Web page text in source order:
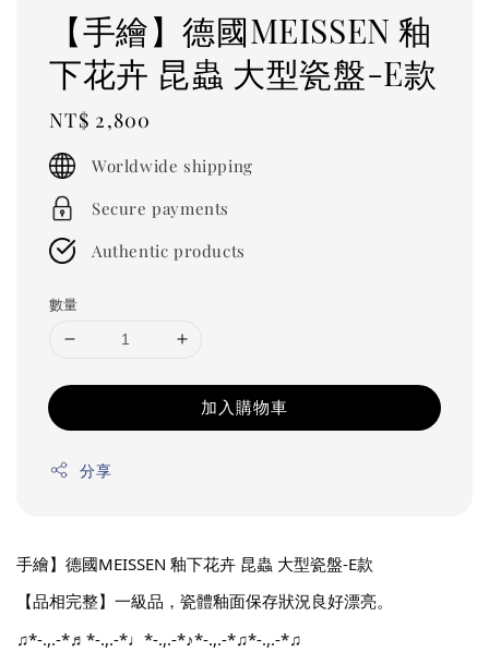
【手繪】德國MEISSEN 釉
下花卉 昆蟲 大型瓷盤-E款
Regular
price
NT$ 2,800
Worldwide shipping
Secure payments
Authentic products
數量
加入購物車
分享
手繪】德國MEISSEN 釉下花卉 昆蟲 大型瓷盤-E款
【品相完整】一級品，瓷體釉面保存狀況良好漂亮。
♫*-.,.-*♬*-.,.-*♩*-.,.-*♪*-.,.-*♫*-.,.-*♫